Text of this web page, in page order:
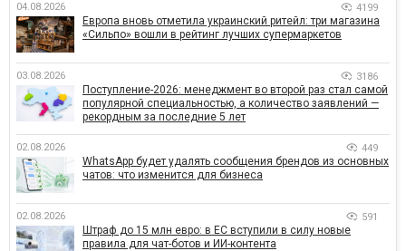
04.08.2026 4199
Европа вновь отметила украинский ритейл: три магазина
«Сильпо» вошли в рейтинг лучших супермаркетов
03.08.2026 3186
Поступление-2026: менеджмент во второй раз стал самой
популярной специальностью, а количество заявлений —
рекордным за последние 5 лет
02.08.2026 449
WhatsApp будет удалять сообщения брендов из основных
чатов: что изменится для бизнеса
02.08.2026 591
Штраф до 15 млн евро: в ЕС вступили в силу новые
правила для чат-ботов и ИИ-контента